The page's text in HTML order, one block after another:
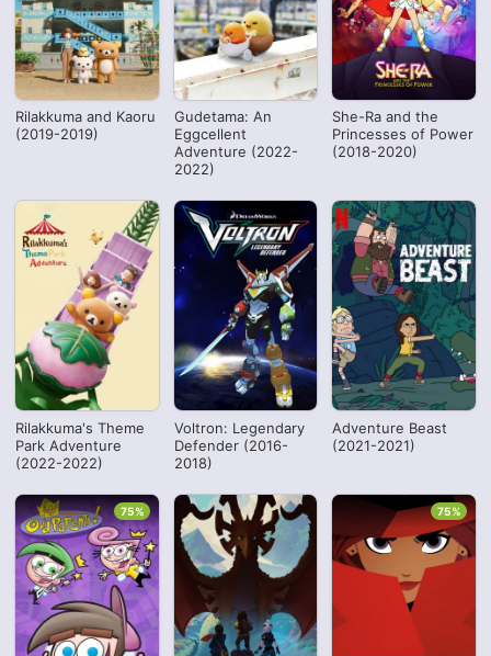
Rilakkuma and Kaoru
(2019-2019)
Gudetama: An
Eggcellent
Adventure (2022-
2022)
She-Ra and the
Princesses of Power
(2018-2020)
Rilakkuma's Theme
Park Adventure
(2022-2022)
Voltron: Legendary
Defender (2016-
2018)
Adventure Beast
(2021-2021)
75% 75%